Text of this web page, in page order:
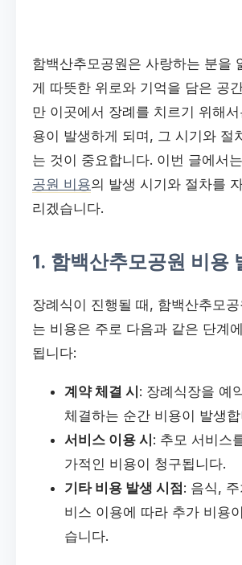
함백산추모공원은 사랑하는 분을
게 따뜻한 위로와 기억을 담은 공
만 이곳에서 장례를 치르기 위해
용이 발생하게 되며, 그 시기와 절
는 것이 중요합니다. 이번 글에서는
공원 비용의 발생 시기와 절차를
리겠습니다.
1. 함백산추모공원 비용
장례식이 진행될 때, 함백산추모
는 비용은 주로 다음과 같은 단계
됩니다:
계약 체결 시: 장례식장을 예
체결하는 순간 비용이 발생
서비스 이용 시: 추모 서비스
가적인 비용이 청구됩니다.
기타 비용 발생 시점: 음식,
비스 이용에 따라 추가 비용
습니다.